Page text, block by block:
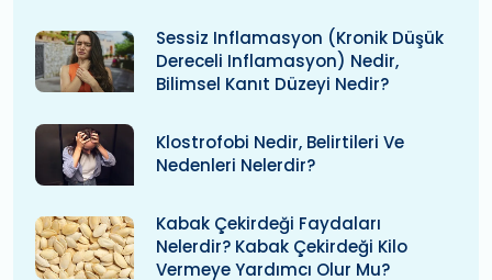
Sessiz Inflamasyon (kronik Düşük
Dereceli Inflamasyon) Nedir,
Bilimsel Kanıt Düzeyi Nedir?
Klostrofobi Nedir, Belirtileri Ve
Nedenleri Nelerdir?
Kabak Çekirdeği Faydaları
Nelerdir? Kabak Çekirdeği Kilo
Vermeye Yardımcı Olur Mu?